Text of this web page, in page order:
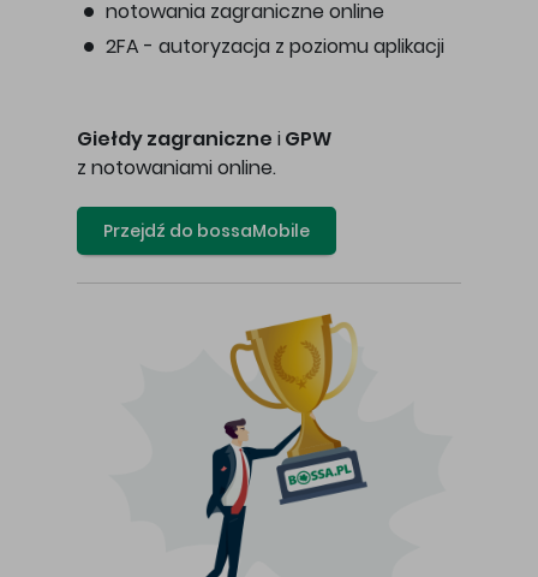
notowania zagraniczne online
2FA - autoryzacja z poziomu aplikacji
Giełdy zagraniczne i GPW
z notowaniami online.
Przejdź do bossaMobile